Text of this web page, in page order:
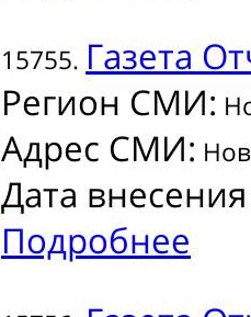
15755. Газета
Регион СМИ:
Адрес СМИ:
Дата
Подробнее